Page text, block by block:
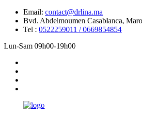
Email: contact@drlina.ma
Bvd. Abdelmoumen Casablanca,
Tel : 0522259011 / 0669854854
Lun-Sam 09h00-19h00